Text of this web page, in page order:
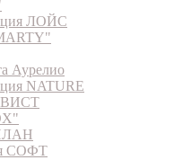
ЛОЙС
Аурелио
NATURE
СОФТ